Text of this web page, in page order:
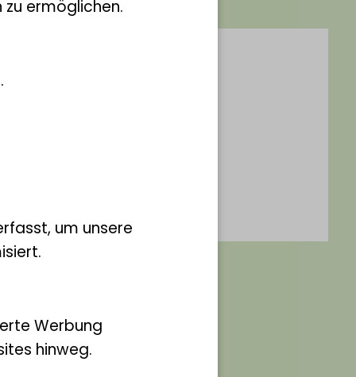
ermöglichen.
um unsere
Werbung
hinweg.